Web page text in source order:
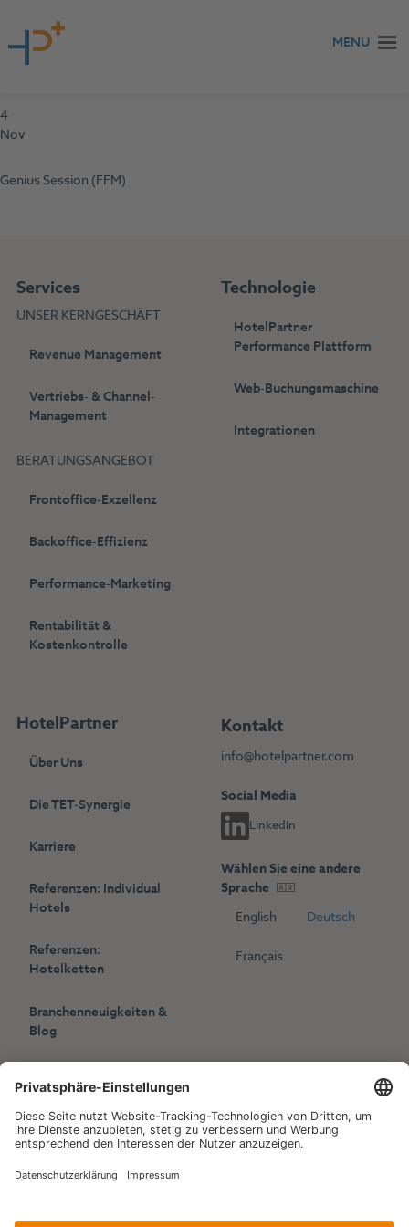
MENU
4
Nov
Genius Session (FFM)
Services
UNSER KERNGESCHÄFT
Revenue Management
Vertriebs- & Channel-
Management
BERATUNGSANGEBOT
Frontoffice-Exzellenz
Backoffice-Effizienz
Performance-Marketing
Rentabilität &
Kostenkontrolle
Technologie
HotelPartner
Performance Plattform
Web-Buchungsmaschine
Integrationen
HotelPartner
Über Uns
Die TET-Synergie
Karriere
Referenzen: Individual
Hotels
Referenzen:
Hotelketten
Branchenneuigkeiten &
Blog
Veranstaltungen
Kontakt
info@hotelpartner.com
Social Media
LinkedIn
Wählen Sie eine andere
Sprache
English
Deutsch
Français